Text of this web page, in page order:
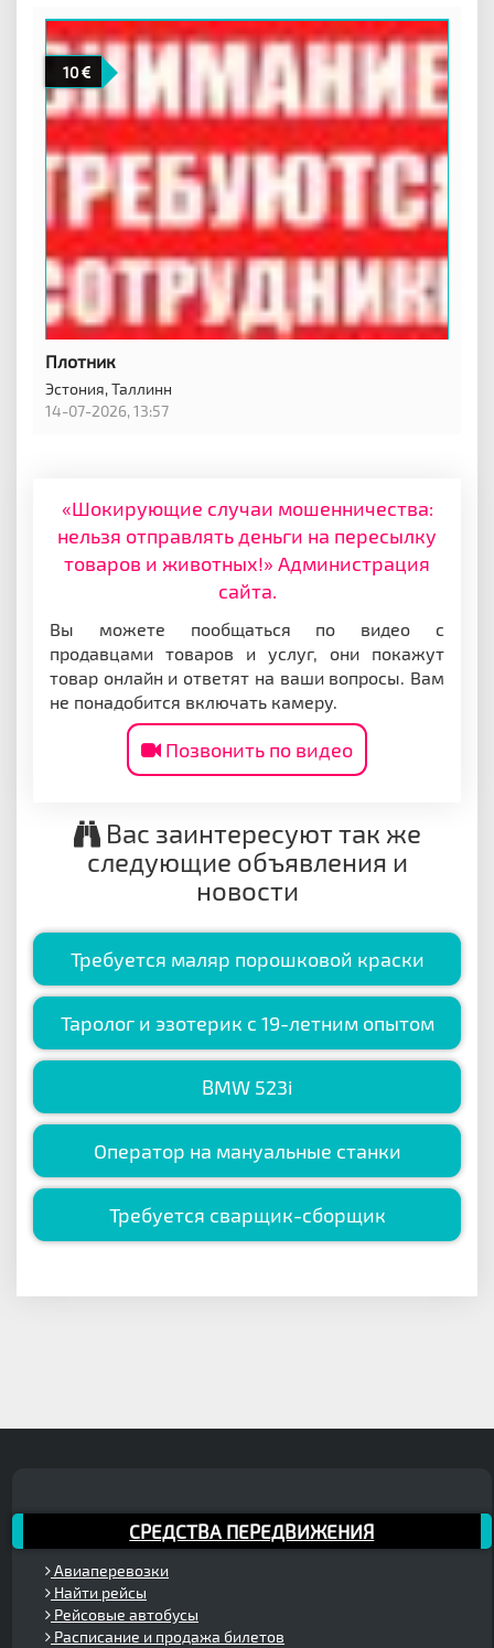
10
Плотник
Эстония,Таллинн
14-07-2026, 13:57
«Шокирующие случаи мошенничества:
нельзя отправлять деньги на пересылку
товаров и животных!» Администрация
сайта.
Вы можете пообщаться по видео с
продавцами товаров и услуг, они покажут
товар онлайн и ответят на ваши вопросы. Вам
не понадобится включать камеру.
Позвонить по видео
Вас заинтересуют так же
следующие объявления и
новости
Требуется маляр порошковой краски
Таролог и эзотерик с 19-летним опытом
BMW 523i
Оператор на мануальные станки
Требуется сварщик-сборщик
СРЕДСТВА ПЕРЕДВИЖЕНИЯ
Авиаперевозки
Найти рейсы
Рейсовые автобусы
Расписание и продажа билетов